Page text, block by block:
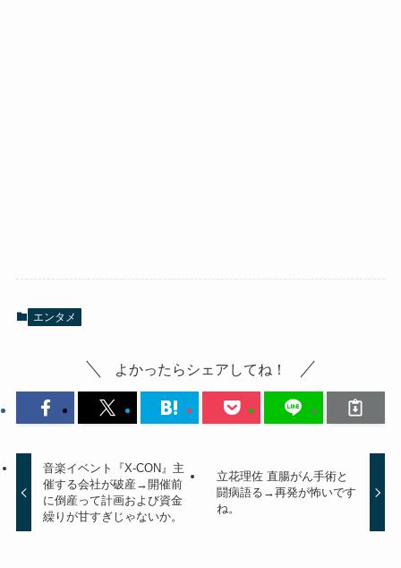
エンタメ
よかったらシェアしてね！
音楽イベント『X-CON』主
催する会社が破産→開催前
に倒産って計画および資金
繰りが甘すぎじゃないか。
立花理佐 直腸がん手術と
闘病語る→再発が怖いです
ね。